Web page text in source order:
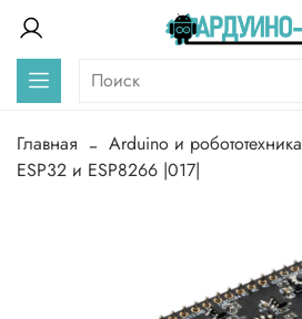
Главная Arduino и робототехника
ESP32 и ESP8266 |017|